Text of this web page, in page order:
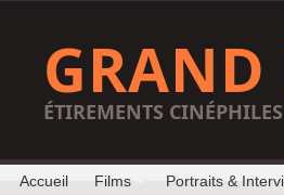
GRAND
ÉTIREMENTS CINÉPHILES
Accueil Films Portraits &